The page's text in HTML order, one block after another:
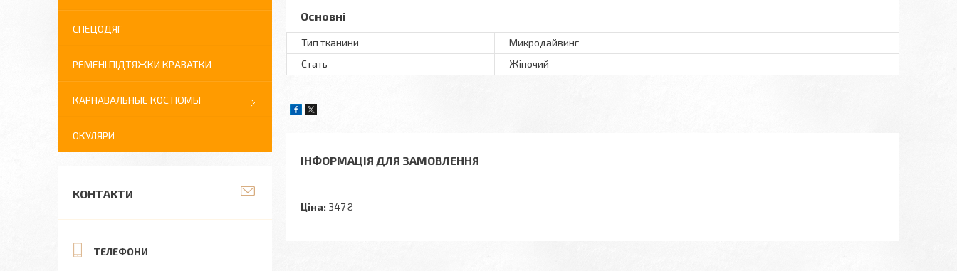
Основні
Тип тканини
Микродайвинг
Стать
Жіночий
ІНФОРМАЦІЯ ДЛЯ ЗАМОВЛЕННЯ
Ціна: 347 ₴
СПЕЦОДЯГ
РЕМЕНІ ПІДТЯЖКИ КРАВАТКИ
КАРНАВАЛЬНЫЕ КОСТЮМЫ
ОКУЛЯРИ
КОНТАКТИ